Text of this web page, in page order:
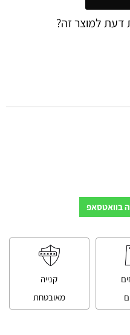
דעת למוצר זה?
בוואטסאפ
קנייה
מאובטחת